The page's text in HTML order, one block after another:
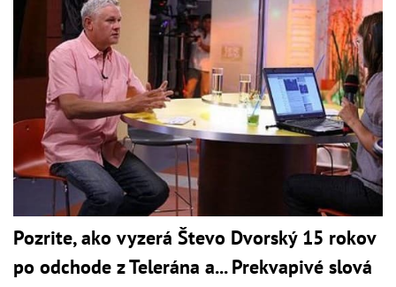
Pozrite, ako vyzerá Števo Dvorský 15 rokov
po odchode z Telerána a... Prekvapivé slová